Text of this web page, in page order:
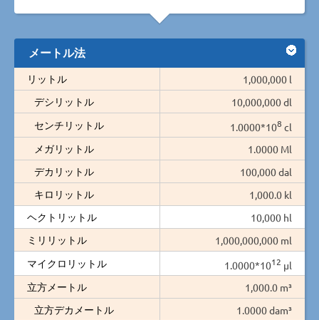
メートル法
リットル
1,000,000 l
デシリットル
10,000,000 dl
センチリットル
1.0000*108 cl
メガリットル
1.0000 Ml
デカリットル
100,000 dal
キロリットル
1,000.0 kl
ヘクトリットル
10,000 hl
ミリリットル
1,000,000,000 ml
マイクロリットル
1.0000*1012 µl
立方メートル
1,000.0 m³
立方デカメートル
1.0000 dam³